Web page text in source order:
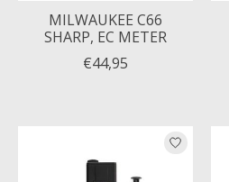
MILWAUKEE C66
SHARP, EC METER
€44,95